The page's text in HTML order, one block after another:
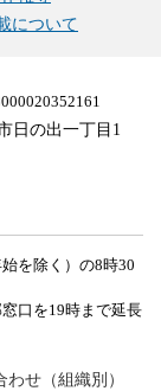
について
日の出一丁目1
を除く）の8時30
口を19時まで延長
わせ（組織別）